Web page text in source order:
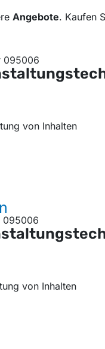
Angebote. Kaufen
von Inhalten
von Inhalten